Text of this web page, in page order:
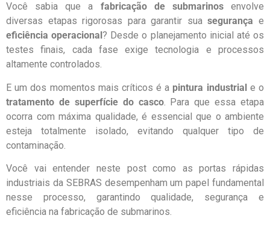
Você sabia que a fabricação de submarinosenvolve
diversas etapas rigorosas para garantir suasegurança e
eficiência operacional? Desde o planejamento inicial até os
testes finais, cada fase exige tecnologia e processos
altamente controlados.
E um dos momentos mais críticos é a pintura industriale o
tratamento de superfície do casco. Para que essa etapa
ocorra com máxima qualidade, é essencial que o ambiente
esteja totalmente isolado, evitando qualquer tipo de
contaminação.
Você vai entender neste post como as portas rápidas
industriais da SEBRAS desempenham um papel fundamental
nesse processo, garantindo qualidade, segurança e
eficiência na fabricação de submarinos.